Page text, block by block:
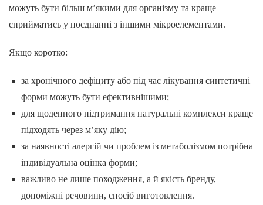
можуть бути більш м’якими для організму та краще
сприйматись у поєднанні з іншими мікроелементами.
Якщо коротко:
за хронічного дефіциту або під час лікування синтетичні
форми можуть бути ефективнішими;
для щоденного підтримання натуральні комплекси краще
підходять через м’яку дію;
за наявності алергій чи проблем із метаболізмом потрібна
індивідуальна оцінка форми;
важливо не лише походження, а й якість бренду,
допоміжні речовини, спосіб виготовлення.